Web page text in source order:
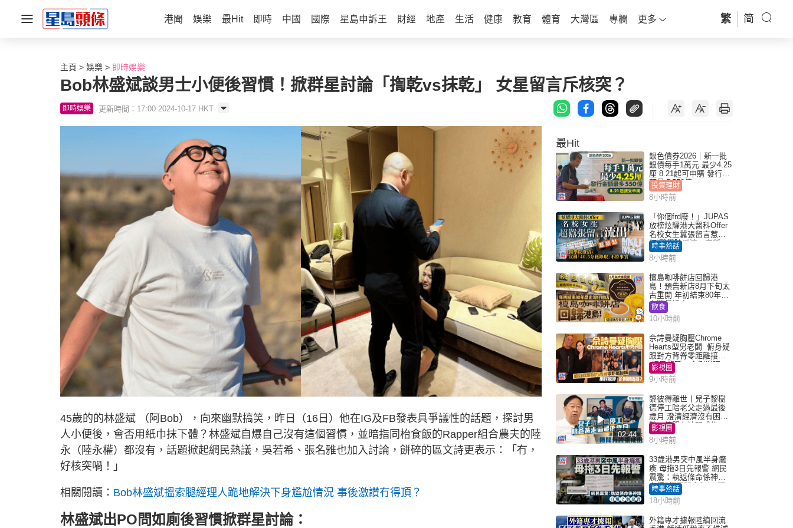
港聞 娛樂 最Hit 即時 中國 國際 星島申訴王 財經 地產 生活 健康 教育 體育 大灣區 專欄 更多 繁 简
主頁 娛樂 即時娛樂
Bob林盛斌談男士小便後習慣！掀群星討論「揈乾vs抹乾」 女星留言斥核突？
即時娛樂 更新時間：17:00 2024-10-17 HKT
45歲的的林盛斌 （阿Bob），向來幽默搞笑，昨日（16日）他在IG及FB發表具爭議性的話題，探討男
人小便後，會否用紙巾抹下體？林盛斌自爆自己沒有這個習慣，並暗指同枱食飯的Rapper組合農夫的陸
永（陸永權）都沒有，話題掀起網民熱議，吳若希、張名雅也加入討論，餅碎的區文詩更表示：「冇，
好核突喎！」
相關閱讀： Bob林盛斌搵索腿經理人跪地解決下身尷尬情況 事後激讚冇得頂？
林盛斌出PO問如廁後習慣掀群星討論：
最Hit
銀色債券2026｜新一批
銀債每手1萬元 最少4.25
厘 8.21起可申購 發行金
額最多550億
投資理財
8小時前
「你個frd廢！」JUPAS
放榜炫耀港大醫科Offer
名校女生囂張留言惹眾
怒 醫學院澄清：宣稱
「40.5分獲錄取」不符事
實｜Juicy叮
時事熱話
8小時前
檀島咖啡餅店回歸港
島！預告新店8月下旬太
古重開 年初結束80年歷
史灣仔總店
飲食
10小時前
佘詩曼疑胸壓Chrome
Hearts型男老闆 俯身疑
跟對方背脊零距離接觸
網民驚呼：企側邊唔
得？
影視圈
9小時前
02:44
黎彼得離世丨兒子黎樹
德停工陪老父走過最後
歲月 澄清經濟沒有困
難：傳聞有誇張成份
影視圈
8小時前
33歲港男突中風半身癱
瘓 母拖3日先報警 網民
震驚：執返條命係神蹟
自爆2個惡習｜Juicy叮
時事熱話
18小時前
外籍專才據報陸續回流